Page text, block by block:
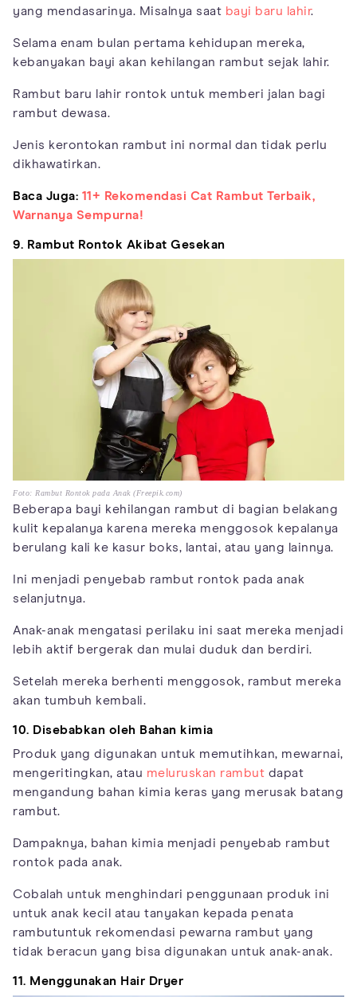
yang mendasarinya. Misalnya saat bayi baru lahir.
Selama enam bulan pertama kehidupan mereka,
kebanyakan bayi akan kehilangan rambut sejak lahir.
Rambut baru lahir rontok untuk memberi jalan bagi
rambut dewasa.
Jenis kerontokan rambut ini normal dan tidak perlu
dikhawatirkan.
Baca Juga: 11+ Rekomendasi Cat Rambut Terbaik,
Warnanya Sempurna!
9. Rambut Rontok Akibat Gesekan
Foto: Rambut Rontok pada Anak (Freepik.com)
Beberapa bayi kehilangan rambut di bagian belakang
kulit kepalanya karena mereka menggosok kepalanya
berulang kali ke kasur boks, lantai, atau yang lainnya.
Ini menjadi penyebab rambut rontok pada anak
selanjutnya.
Anak-anak mengatasi perilaku ini saat mereka menjadi
lebih aktif bergerak dan mulai duduk dan berdiri.
Setelah mereka berhenti menggosok, rambut mereka
akan tumbuh kembali.
10. Disebabkan oleh Bahan kimia
Produk yang digunakan untuk memutihkan, mewarnai,
mengeritingkan, atau meluruskan rambut dapat
mengandung bahan kimia keras yang merusak batang
rambut.
Dampaknya, bahan kimia menjadi penyebab rambut
rontok pada anak.
Cobalah untuk menghindari penggunaan produk ini
untuk anak kecil atau tanyakan kepada penata
rambutuntuk rekomendasi pewarna rambut yang
tidak beracun yang bisa digunakan untuk anak-anak.
11. Menggunakan Hair Dryer